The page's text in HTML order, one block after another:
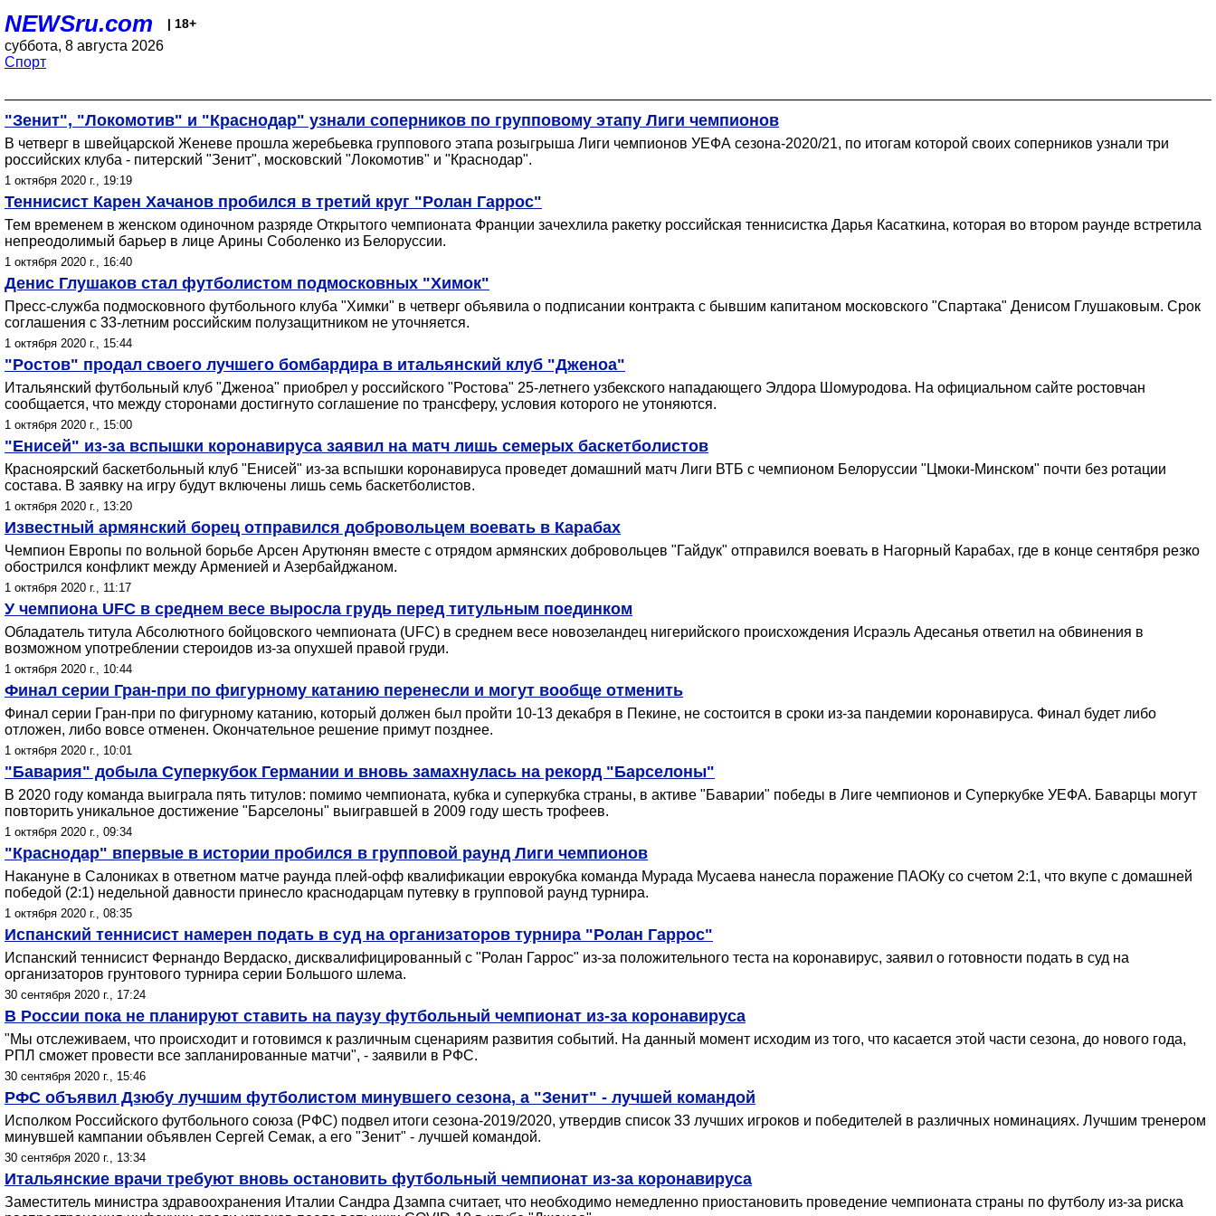
NEWSru.com | 18+
суббота, 8 августа 2026
Спорт
"Зенит", "Локомотив" и "Краснодар" узнали соперников по групповому этапу Лиги чемпионов
В четверг в швейцарской Женеве прошла жеребьевка группового этапа розыгрыша Лиги чемпионов УЕФА сезона-2020/21, по итогам которой своих соперников узнали три
российских клуба - питерский "Зенит", московский "Локомотив" и "Краснодар".
1 октября 2020 г., 19:19
Теннисист Карен Хачанов пробился в третий круг "Ролан Гаррос"
Тем временем в женском одиночном разряде Открытого чемпионата Франции зачехлила ракетку российская теннисистка Дарья Касаткина, которая во втором раунде встретила
непреодолимый барьер в лице Арины Соболенко из Белоруссии.
1 октября 2020 г., 16:40
Денис Глушаков стал футболистом подмосковных "Химок"
Пресс-служба подмосковного футбольного клуба "Химки" в четверг объявила о подписании контракта с бывшим капитаном московского "Спартака" Денисом Глушаковым. Срок
соглашения с 33-летним российским полузащитником не уточняется.
1 октября 2020 г., 15:44
"Ростов" продал своего лучшего бомбардира в итальянский клуб "Дженоа"
Итальянский футбольный клуб "Дженоа" приобрел у российского "Ростова" 25-летнего узбекского нападающего Элдора Шомуродова. На официальном сайте ростовчан
сообщается, что между сторонами достигнуто соглашение по трансферу, условия которого не утоняются.
1 октября 2020 г., 15:00
"Енисей" из-за вспышки коронавируса заявил на матч лишь семерых баскетболистов
Красноярский баскетбольный клуб "Енисей" из-за вспышки коронавируса проведет домашний матч Лиги ВТБ с чемпионом Белоруссии "Цмоки-Минском" почти без ротации
состава. В заявку на игру будут включены лишь семь баскетболистов.
1 октября 2020 г., 13:20
Известный армянский борец отправился добровольцем воевать в Карабах
Чемпион Европы по вольной борьбе Арсен Арутюнян вместе с отрядом армянских добровольцев "Гайдук" отправился воевать в Нагорный Карабах, где в конце сентября резко
обострился конфликт между Арменией и Азербайджаном.
1 октября 2020 г., 11:17
У чемпиона UFC в среднем весе выросла грудь перед титульным поединком
Обладатель титула Абсолютного бойцовского чемпионата (UFC) в среднем весе новозеландец нигерийского происхождения Исраэль Адесанья ответил на обвинения в
возможном употреблении стероидов из-за опухшей правой груди.
1 октября 2020 г., 10:44
Финал серии Гран-при по фигурному катанию перенесли и могут вообще отменить
Финал серии Гран-при по фигурному катанию, который должен был пройти 10-13 декабря в Пекине, не состоится в сроки из-за пандемии коронавируса. Финал будет либо
отложен, либо вовсе отменен. Окончательное решение примут позднее.
1 октября 2020 г., 10:01
"Бавария" добыла Суперкубок Германии и вновь замахнулась на рекорд "Барселоны"
В 2020 году команда выиграла пять титулов: помимо чемпионата, кубка и суперкубка страны, в активе "Баварии" победы в Лиге чемпионов и Суперкубке УЕФА. Баварцы могут
повторить уникальное достижение "Барселоны" выигравшей в 2009 году шесть трофеев.
1 октября 2020 г., 09:34
"Краснодар" впервые в истории пробился в групповой раунд Лиги чемпионов
Накануне в Салониках в ответном матче раунда плей-офф квалификации еврокубка команда Мурада Мусаева нанесла поражение ПАОКу со счетом 2:1, что вкупе с домашней
победой (2:1) недельной давности принесло краснодарцам путевку в групповой раунд турнира.
1 октября 2020 г., 08:35
Испанский теннисист намерен подать в суд на организаторов турнира "Ролан Гаррос"
Испанский теннисист Фернандо Вердаско, дисквалифицированный с "Ролан Гаррос" из-за положительного теста на коронавирус, заявил о готовности подать в суд на
организаторов грунтового турнира серии Большого шлема.
30 сентября 2020 г., 17:24
В России пока не планируют ставить на паузу футбольный чемпионат из-за коронавируса
"Мы отслеживаем, что происходит и готовимся к различным сценариям развития событий. На данный момент исходим из того, что касается этой части сезона, до нового года,
РПЛ сможет провести все запланированные матчи", - заявили в РФС.
30 сентября 2020 г., 15:46
РФС объявил Дзюбу лучшим футболистом минувшего сезона, а "Зенит" - лучшей командой
Исполком Российского футбольного союза (РФС) подвел итоги сезона-2019/2020, утвердив список 33 лучших игроков и победителей в различных номинациях. Лучшим тренером
минувшей кампании объявлен Сергей Семак, а его "Зенит" - лучшей командой.
30 сентября 2020 г., 13:34
Итальянские врачи требуют вновь остановить футбольный чемпионат из-за коронавируса
Заместитель министра здравоохранения Италии Сандра Дзампа считает, что необходимо немедленно приостановить проведение чемпионата страны по футболу из-за риска